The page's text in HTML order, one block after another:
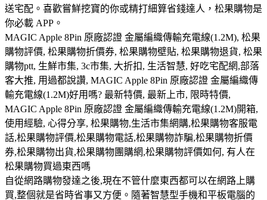
送宅配。喜歡嘗鮮挖寶的你或精打細算省錢達人，松果購物是
你必載 APP。
MAGIC Apple 8Pin 原廠認證 金屬編織傳輸充電線(1.2M), 松果
購物評價, 松果購物折價券, 松果購物壁貼, 松果購物退貨, 松果
購物ptt, 生鮮市集, 3c市集, 大折扣, 生活智慧, 好吃宅配網,部落
客大推, 用過都說讚, MAGIC Apple 8Pin 原廠認證 金屬編織傳
輸充電線(1.2M)好用嗎? 最新特價, 最新上市, 限時特價,
MAGIC Apple 8Pin 原廠認證 金屬編織傳輸充電線(1.2M)開箱,
使用經驗, 心得分享, 松果購物,生活市集網購,松果購物客服電
話,松果購物評價,松果購物電話,松果購物詐騙,松果購物折價
券,松果購物出貨,松果購物團購網,松果購物評價如何, 有人在
松果購物買過東西嗎
自從網路購物發達之後,現在不管什麼東西都可以在網路上購
買,整個就是省時省事又方便。隨著智慧型手機和平板電腦的